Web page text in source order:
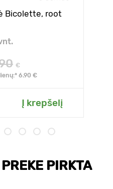
Bicolette, root
€
6.90 €
Į krepšelį
PIRKTA